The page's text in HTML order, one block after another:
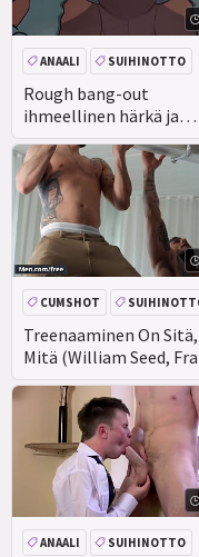
Rough bang-out
ihmeellinen härkä ja
alligaattori (koko
darksideofdiscovery)
ANAALI
SUIHINOTTO
ISO KULLI
Treenaaminen On Sitä,
Mitä (William Seed,
Maloney) Tekevät
Päivittäin, Mutta
On Seksuaalisesti
Romanttisempaa-
CUMSHOT
SUIHINOTTO
PERSE
ANAALI
SUIHINOTTO